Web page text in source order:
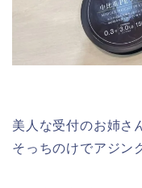
美人な受付のお姉さ
そっちのけでアジン